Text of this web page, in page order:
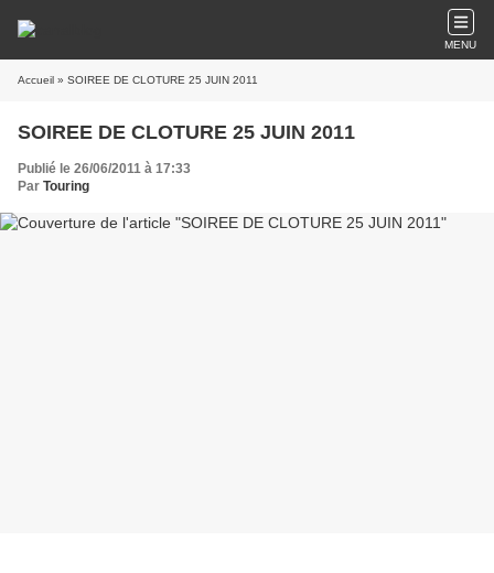
MENU
Accueil » SOIREE DE CLOTURE 25 JUIN 2011
SOIREE DE CLOTURE 25 JUIN 2011
Publié le 26/06/2011 à 17:33
Par Touring